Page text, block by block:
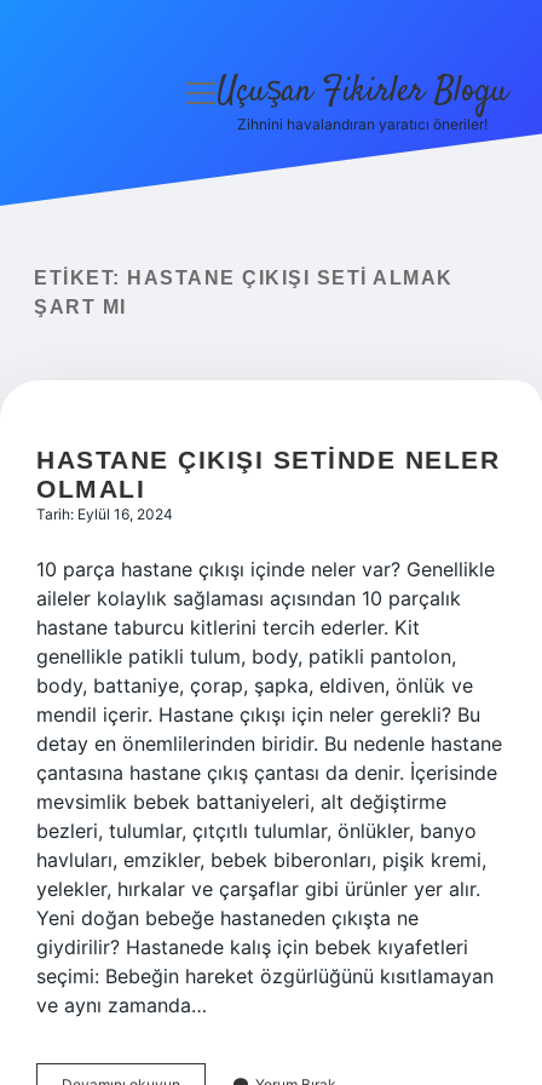
Yasal Uyarı
menüyü
Uçuşan Fikirler Blogu
Zihnini havalandıran yaratıcı öneriler!
ETIKET:
HASTANE ÇIKIŞI SETI ALMAK
ŞART MI
HASTANE ÇIKIŞI SETINDE NELER
OLMALI
Tarih: Eylül 16, 2024
10 parça hastane çıkışı içinde neler var? Genellikle
aileler kolaylık sağlaması açısından 10 parçalık
hastane taburcu kitlerini tercih ederler. Kit
genellikle patikli tulum, body, patikli pantolon,
body, battaniye, çorap, şapka, eldiven, önlük ve
mendil içerir. Hastane çıkışı için neler gerekli? Bu
detay en önemlilerinden biridir. Bu nedenle hastane
çantasına hastane çıkış çantası da denir. İçerisinde
mevsimlik bebek battaniyeleri, alt değiştirme
bezleri, tulumlar, çıtçıtlı tulumlar, önlükler, banyo
havluları, emzikler, bebek biberonları, pişik kremi,
yelekler, hırkalar ve çarşaflar gibi ürünler yer alır.
Yeni doğan bebeğe hastaneden çıkışta ne
giydirilir? Hastanede kalış için bebek kıyafetleri
seçimi: Bebeğin hareket özgürlüğünü kısıtlamayan
ve aynı zamanda…